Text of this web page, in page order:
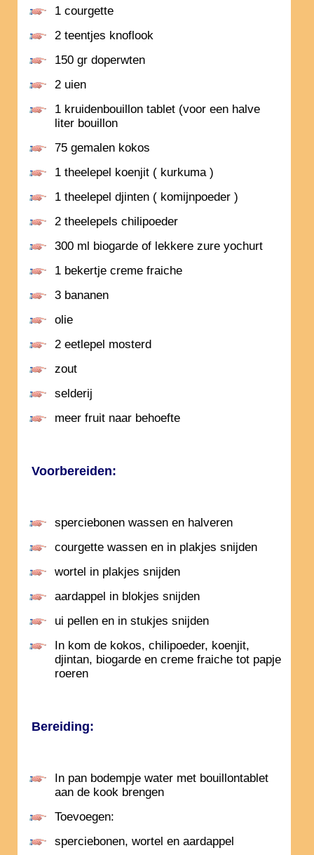
1 courgette
2 teentjes knoflook
150 gr doperwten
2 uien
1 kruidenbouillon tablet (voor een halve
liter bouillon
75 gemalen kokos
1 theelepel koenjit ( kurkuma )
1 theelepel djinten ( komijnpoeder )
2 theelepels chilipoeder
300 ml biogarde of lekkere zure yochurt
1 bekertje creme fraiche
3 bananen
olie
2 eetlepel mosterd
zout
selderij
meer fruit naar behoefte
Voorbereiden:
sperciebonen wassen en halveren
courgette wassen en in plakjes snijden
wortel in plakjes snijden
aardappel in blokjes snijden
ui pellen en in stukjes snijden
In kom de kokos, chilipoeder, koenjit,
djintan, biogarde en creme fraiche tot papje
roeren
Bereiding:
In pan bodempje water met bouillontablet
aan de kook brengen
Toevoegen:
sperciebonen, wortel en aardappel